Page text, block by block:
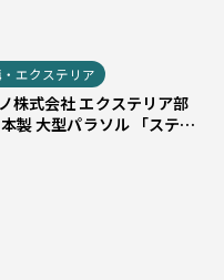
エクステリア
株式会社 エクステリア部
製 大型パラソル 「ステ